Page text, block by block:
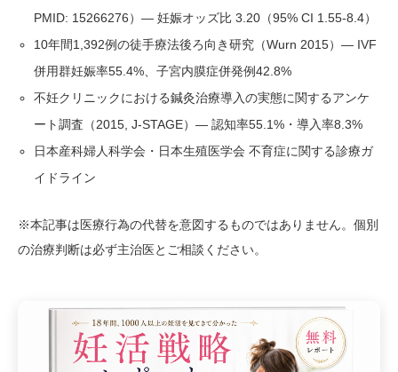
PMID: 15266276）— 妊娠オッズ比 3.20（95% CI 1.55-8.4）
10年間1,392例の徒手療法後ろ向き研究（Wurn 2015）— IVF
併用群妊娠率55.4%、子宮内膜症併発例42.8%
不妊クリニックにおける鍼灸治療導入の実態に関するアンケ
ート調査（2015, J-STAGE）— 認知率55.1%・導入率8.3%
日本産科婦人科学会・日本生殖医学会 不育症に関する診療ガ
イドライン
※本記事は医療行為の代替を意図するものではありません。個別
の治療判断は必ず主治医とご相談ください。